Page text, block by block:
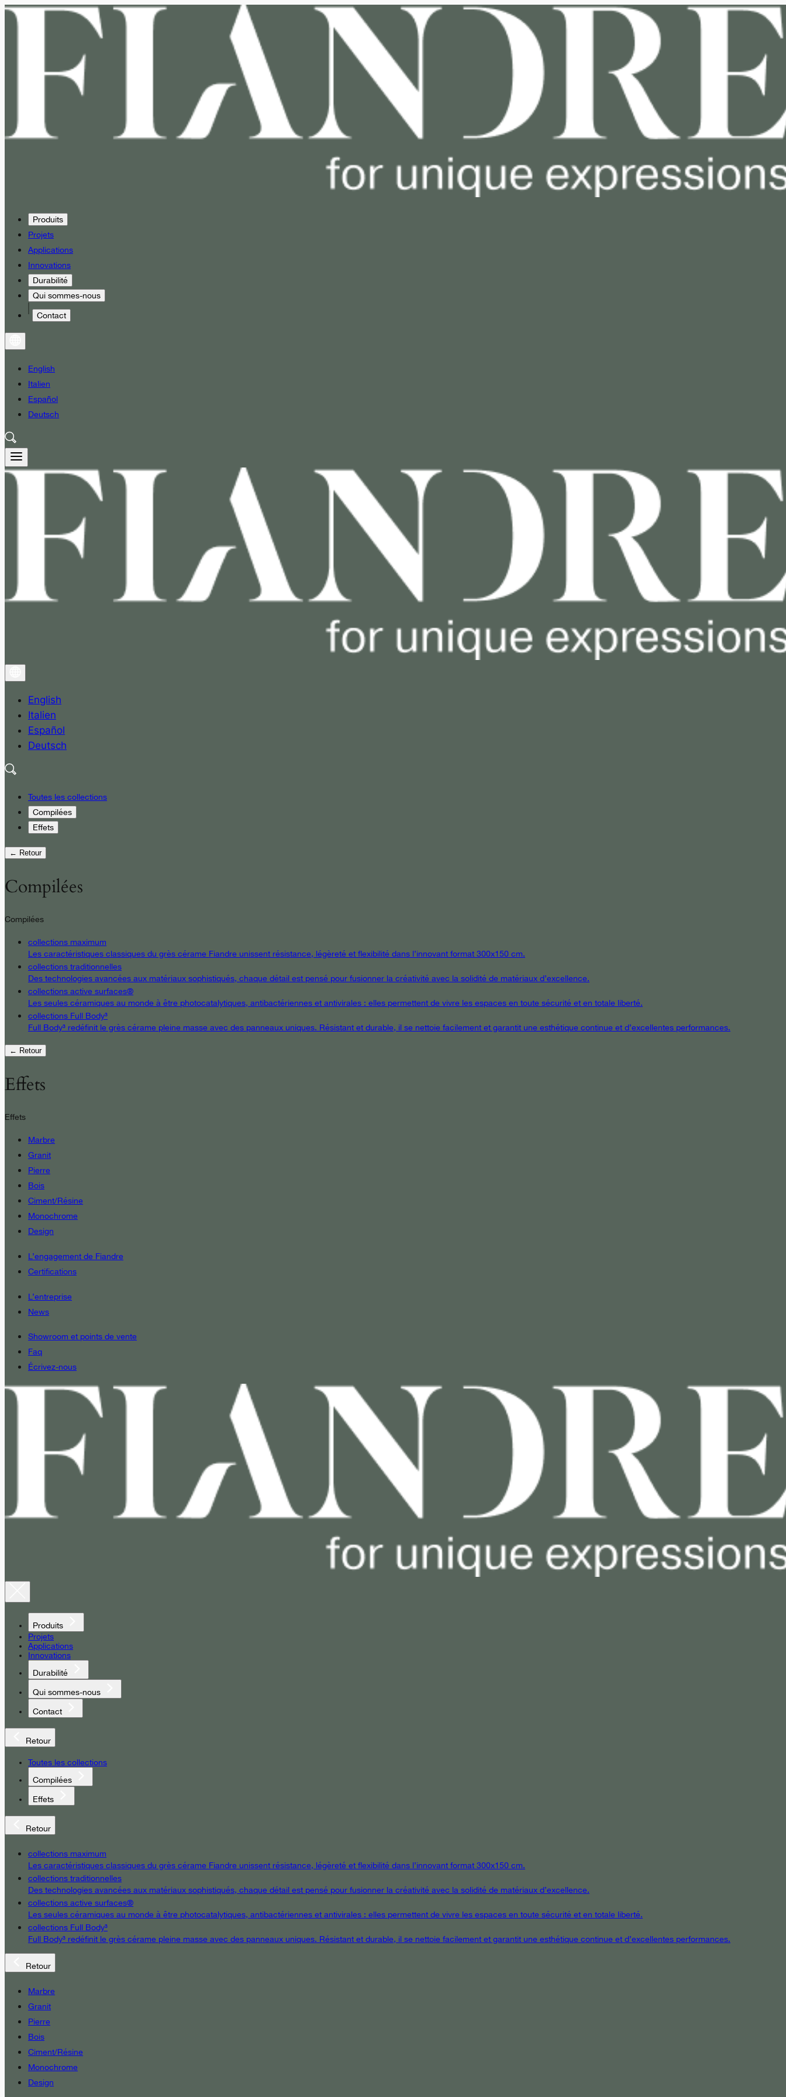
Produits
Projets
Applications
Innovations
Durabilité
Qui sommes-nous
Contact
English
Italien
Español
Deutsch
English
Italien
Español
Deutsch
Toutes les collections
Compilées
Effets
← Retour
Compilées
Compilées
collections maximum
Les caractéristiques classiques du grès cérame Fiandre unissent résistance, légèreté et flexibilité dans l’innovant format 300x150 cm.
collections traditionnelles
Des technologies avancées aux matériaux sophistiqués, chaque détail est pensé pour fusionner la créativité avec la solidité de matériaux d’excellence.
collections active surfaces®
Les seules céramiques au monde à être photocatalytiques, antibactériennes et antivirales : elles permettent de vivre les espaces en toute sécurité et en totale liberté.
collections Full Body³
Full Body³ redéfinit le grès cérame pleine masse avec des panneaux uniques. Résistant et durable, il se nettoie facilement et garantit une esthétique continue et d’excellentes performances.
← Retour
Effets
Effets
Marbre
Granit
Pierre
Bois
Ciment/Résine
Monochrome
Design
L’engagement de Fiandre
Certifications
L’entreprise
News
Showroom et points de vente
Faq
Écrivez-nous
Produits
Projets
Applications
Innovations
Durabilité
Qui sommes-nous
Contact
Retour
Toutes les collections
Compilées
Effets
Retour
collections maximum
Les caractéristiques classiques du grès cérame Fiandre unissent résistance, légèreté et flexibilité dans l’innovant format 300x150 cm.
collections traditionnelles
Des technologies avancées aux matériaux sophistiqués, chaque détail est pensé pour fusionner la créativité avec la solidité de matériaux d’excellence.
collections active surfaces®
Les seules céramiques au monde à être photocatalytiques, antibactériennes et antivirales : elles permettent de vivre les espaces en toute sécurité et en totale liberté.
collections Full Body³
Full Body³ redéfinit le grès cérame pleine masse avec des panneaux uniques. Résistant et durable, il se nettoie facilement et garantit une esthétique continue et d’excellentes performances.
Retour
Marbre
Granit
Pierre
Bois
Ciment/Résine
Monochrome
Design